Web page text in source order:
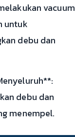
vacuum
untuk
debu dan
debu dan
menempel.